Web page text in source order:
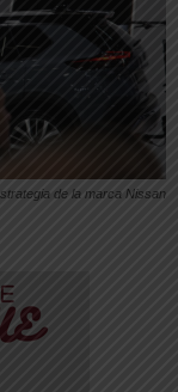
de la marca Nissan